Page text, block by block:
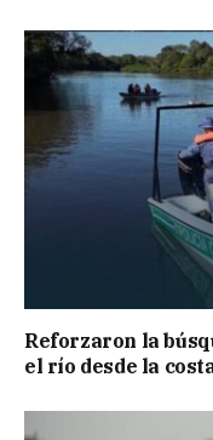
Reforzaron la
el río desde la